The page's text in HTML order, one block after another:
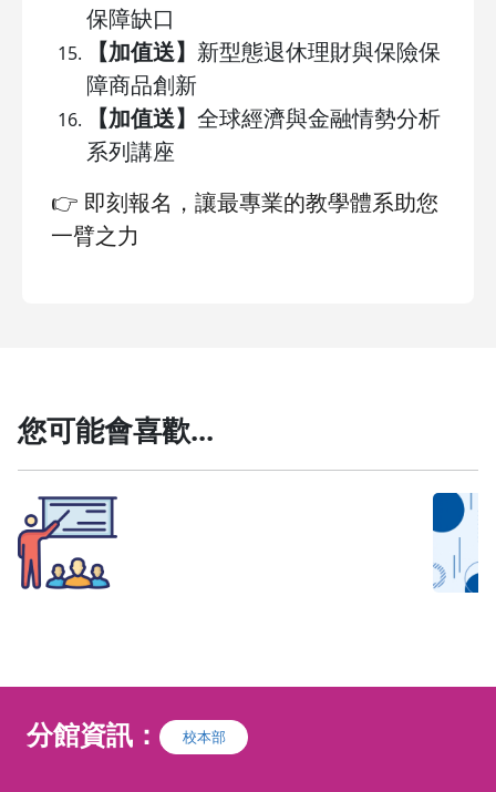
保障缺口
【加值送】 新型態退休理財與保險保
障商品創新
【加值送】 全球經濟與金融情勢分析
系列講座
👉 即刻報名，讓最專業的教學體系助您
一臂之力
您可能會喜歡...
上課權益，請於繳費完成後，依下列步驟
加入官方 LINE：點擊連結（
FA
分館資訊： 校本部